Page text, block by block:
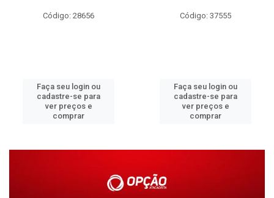
Código: 28656
Faça seu login ou
cadastre-se para
ver preços e
comprar
Código: 37555
Faça seu login ou
cadastre-se para
ver preços e
comprar